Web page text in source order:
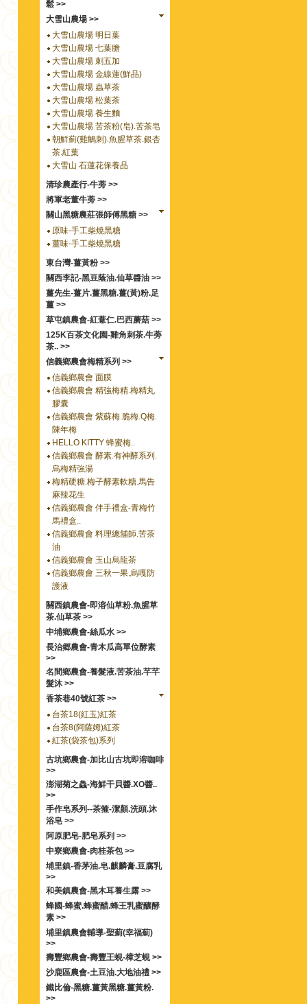
鬆 >>
大雪山農場 >>
大雪山農場 明日葉
大雪山農場 七葉膽
大雪山農場 刺五加
大雪山農場 金線蓮(鮮品)
大雪山農場 蟲草茶
大雪山農場 松葉茶
大雪山農場 養生麵
大雪山農場 苦茶粉(皂).苦茶皂
朝鮮薊(雞鵤刺).魚腥草茶.銀杏
茶.紅葉
大雪山 石蓮花保養品
清珍農產行-牛蒡 >>
將軍老董牛蒡 >>
關山黑糖農莊張師傅黑糖 >>
原味-手工柴燒黑糖
薑味-手工柴燒黑糖
東台灣-薑黃粉 >>
關西李記-黑豆蔭油.仙草醬油 >>
薑先生-薑片.薑黑糖.薑(黃)粉.足
薑 >>
草屯鎮農會-紅薏仁.巴西蘑菇 >>
125K百茶文化園-雞角刺茶.牛蒡
茶.. >>
信義鄉農會梅精系列 >>
信義鄉農會 面膜
信義鄉農會 精強梅精.梅精丸
膠囊
信義鄉農會 紫蘇梅.脆梅.Q梅.
陳年梅
HELLO KITTY 蜂蜜梅..
信義鄉農會 酵素.有神酵系列.
烏梅精強湯
梅精硬糖.梅子酵素軟糖.馬告
麻辣花生
信義鄉農會 伴手禮盒-青梅竹
馬禮盒..
信義鄉農會 料理總舖師.苦茶
油
信義鄉農會 玉山烏龍茶
信義鄉農會 三秋一果.烏嘎防
護液
關西鎮農會-即溶仙草粉.魚腥草
茶.仙草茶 >>
中埔鄉農會-絲瓜水 >>
長治郷農會-青木瓜高單位酵素
>>
名間鄉農會-養髮液.苦茶油.芊芊
髮沐 >>
香茶巷40號紅茶 >>
台茶18(紅玉)紅茶
台茶8(阿薩姆)紅茶
紅茶(袋茶包)系列
古坑鄉農會-加比山古坑即溶咖啡
>>
澎湖菊之鱻-海鮮干貝醬.XO醬..
>>
手作皂系列--茶箍-潔顏.洗頭.沐
浴皂 >>
阿原肥皂-肥皂系列 >>
中寮鄉農會-肉桂茶包 >>
埔里鎮-香茅油.皂.麒麟膏.豆腐乳
>>
和美鎮農會-黑木耳養生露 >>
蜂國-蜂蜜.蜂蜜醋.蜂王乳蜜釀酵
素 >>
埔里鎮農會輔導-聖薊(幸福薊)
>>
壽豐鄉農會-壽豐王蜆-樟芝蜆 >>
沙鹿區農會-土豆油.大地油禮 >>
鐵比倫-黑糖.薑黃黑糖.薑黃粉.
>>